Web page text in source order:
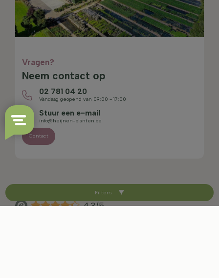
Filters
Vragen?
Neem contact op
02 781 04 20
Vandaag geopend van 09:00 - 17:00
Stuur een e-mail
info@heijnen-planten.be
Contact
4.3/5